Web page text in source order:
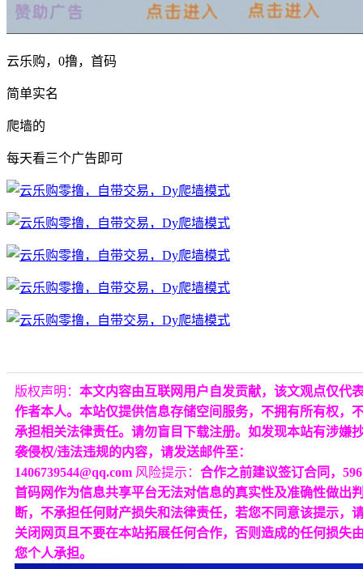
云乐购，0撸，首码
简单实名
爬墙的
每天看三个广告即可
版权声明： 本文内容由互联网用户自发贡献，该文观点仅代
作者本人。本站仅提供信息存储空间服务，不拥有所有权，
承担相关法律责任。请勿盲目下载注册。如发现本站有涉嫌
袭侵权/违法违规的内容，请发送邮件至：
1406739544@qq.com 风险提示： 合作之前建议签订合同，596
首码网作为信息共享平台无法对信息的真实性及准确性做出
断，不承担任何财产损失和法律责任，若您不同意该提示，
关闭网页且不要在本站拓展任何合作，否则造成的任何损失
您个人承担。